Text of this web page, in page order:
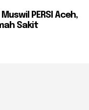
PERSI Aceh,
Sakit